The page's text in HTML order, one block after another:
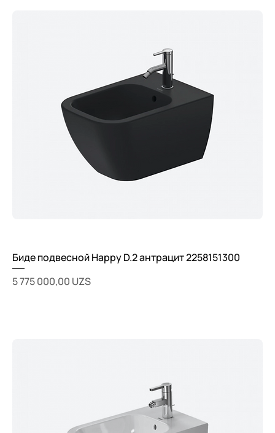
Биде подвесной Happy D.2 антрацит 2258151300
Цена
5 775 000,00 UZS